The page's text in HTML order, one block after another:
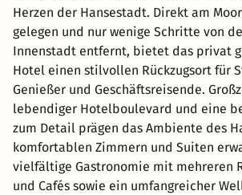
Herzen der Hansestadt. Direkt am
gelegen und nur wenige Schritte von
Innenstadt entfernt, bietet das privat
Hotel einen stilvollen Rückzugsort für
Genießer und Geschäftsreisende.
lebendiger Hotelboulevard und eine
zum Detail prägen das Ambiente des
komfortablen Zimmern und Suiten
vielfältige Gastronomie mit mehreren
und Cafés sowie ein umfangreicher